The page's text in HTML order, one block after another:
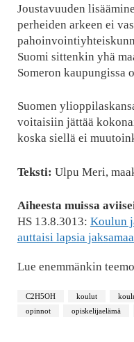
Joustavuuden
perheiden arkeen ei
Suomi sittenkin yhä
Someron kaupungissa
Suomen
voitaisiin jättää
koska siellä ei
Teksti: Ulpu Meri,
Aiheesta muissa
HS 13.8.3013: Koulun
auttaisi lapsia
Lue enemmänkin
C2H5OH koulut
opinnot
opiskelijaelämä